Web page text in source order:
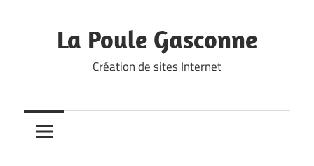
contentLa Poule Gasconne
Création de sites Internet